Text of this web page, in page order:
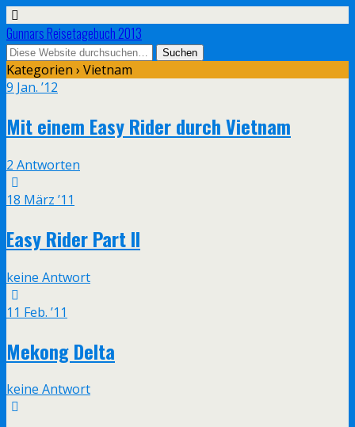
Gunnars Reisetagebuch 2013
Kategorien › Vietnam
9 Jan. ’12
Mit einem Easy Rider durch Vietnam
2 Antworten
18 März ’11
Easy Rider Part II
keine Antwort
11 Feb. ’11
Mekong Delta
keine Antwort